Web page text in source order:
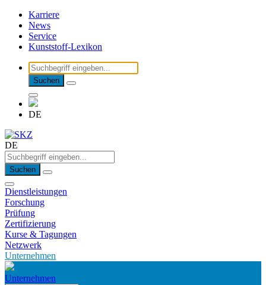
Karriere
News
Service
Kunststoff-Lexikon
Suchen
DE
DE
Suchen
Dienstleistungen
Forschung
Prüfung
Zertifizierung
Kurse & Tagungen
Netzwerk
Unternehmen
Unternehmen